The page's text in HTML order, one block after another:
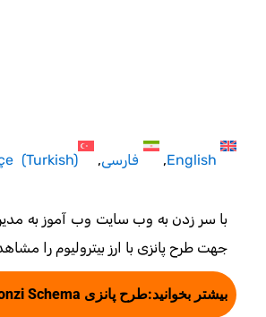
English فارسی (Turkish)
با سر زدن به وب سایت وب آموز به
جهت طرح پانزی با ارز بیترولیوم را
بیشتر بخوانید:طرح پانزی Ponzi Schema و نحوه شناسایی کلاهبرداری پانزی